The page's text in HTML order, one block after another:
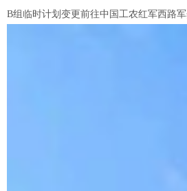
B组临时计划变更前往中国工农红军西路